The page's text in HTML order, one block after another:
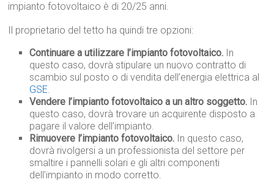
impianto fotovoltaico è di 20/25 anni.
Il proprietario del tetto ha quindi tre opzioni:
Continuare a utilizzare l’impianto fotovoltaico. In
questo caso, dovrà stipulare un nuovo contratto di
scambio sul posto o di vendita dell’energia elettrica al
GSE.
Vendere l’impianto fotovoltaico a un altro soggetto. In
questo caso, dovrà trovare un acquirente disposto a
pagare il valore dell’impianto.
Rimuovere l’impianto fotovoltaico. In questo caso,
dovrà rivolgersi a un professionista del settore per
smaltire i pannelli solari e gli altri componenti
dell’impianto in modo corretto.